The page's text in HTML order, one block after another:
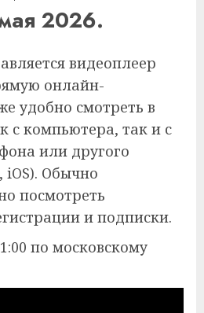
2026.
видеоплеер
онлайн-
удобно смотреть в
с компьютера, так и с
или другого
iOS). Обычно
посмотреть
и подписки.
по московскому